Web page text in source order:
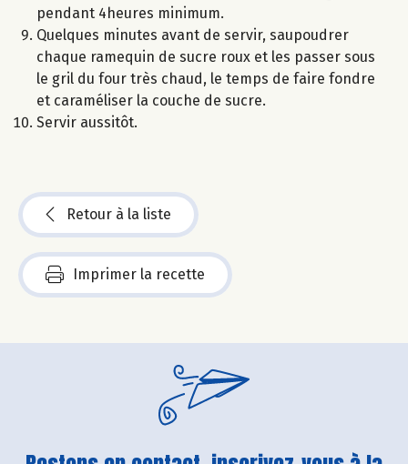
pendant 4heures minimum.
Quelques minutes avant de servir, saupoudrer
chaque ramequin de sucre roux et les passer sous
le gril du four très chaud, le temps de faire fondre
et caraméliser la couche de sucre.
Servir aussitôt.
Retour à la liste
Imprimer la recette